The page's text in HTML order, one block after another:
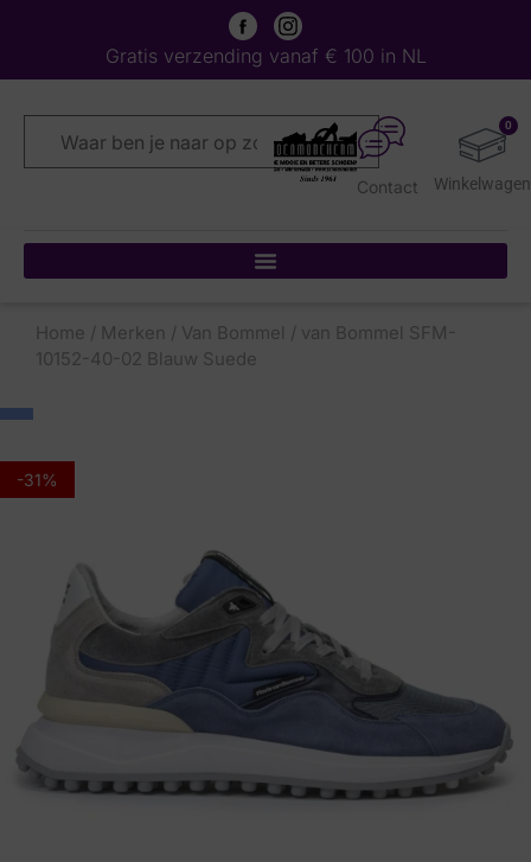
Gratis verzending vanaf € 100 in NL
0
Contact
Home / Merken / Van Bommel / van Bommel SFM-
10152-40-02 Blauw Suede
-31%